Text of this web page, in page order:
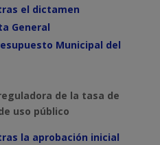
el dictamen
General
Municipal del
de la tasa de
uso público
la aprobación inicial